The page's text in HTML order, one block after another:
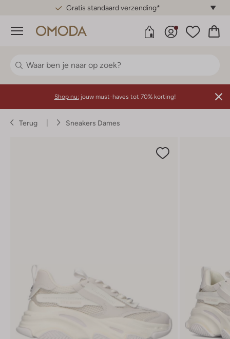
Gratis standaard verzending*
Menu
Shop nu: jouw must-haves tot 70% korting!
Terug Sneakers Dames